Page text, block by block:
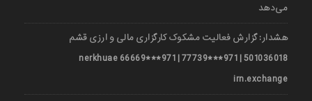
می‌دهد
هشدار: گزارش فعالیت مشکوک کارگزاری مالی و ارزی قشم
501036018 | 971***77739 | 971***66669 nerkhuae
irn.exchange